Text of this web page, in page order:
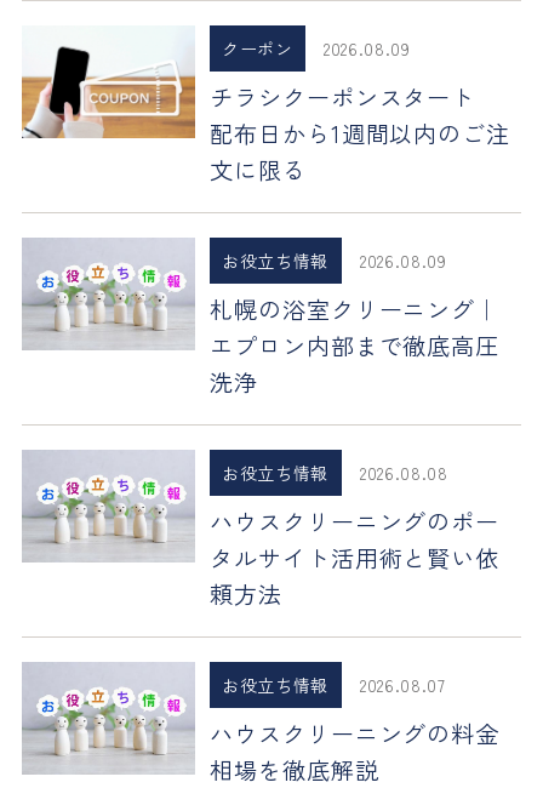
クーポン 2026.08.09
チラシクーポンスタート
配布日から1週間以内のご注
文に限る
お役立ち情報 2026.08.09
札幌の浴室クリーニング｜
エプロン内部まで徹底高圧
洗浄
お役立ち情報 2026.08.08
ハウスクリーニングのポー
タルサイト活用術と賢い依
頼方法
お役立ち情報 2026.08.07
ハウスクリーニングの料金
相場を徹底解説